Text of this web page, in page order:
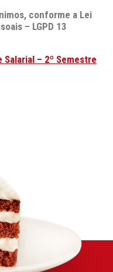
conforme a Lei
– LGPD 13
– 2º Semestre